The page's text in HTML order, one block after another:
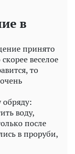
в
принято
веселое
то
воду,
после
в проруби,